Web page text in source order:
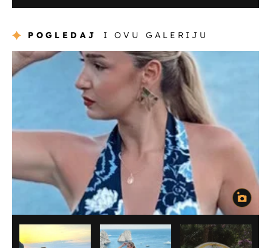
POGLEDAJ I OVU GALERIJU